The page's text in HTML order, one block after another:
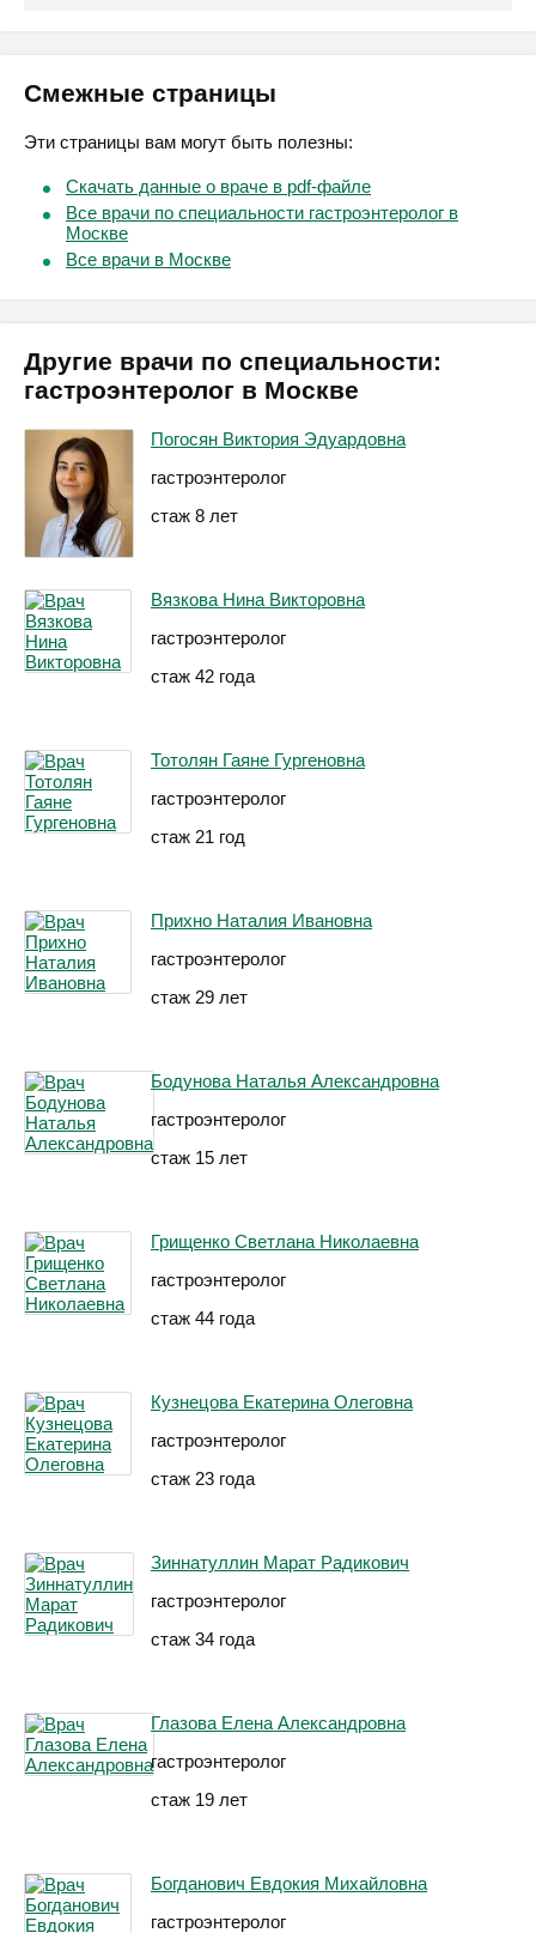
Смежные страницы
Эти страницы вам могут быть полезны:
Скачать данные о враче в pdf-файле
Все врачи по специальности гастроэнтеролог в
Москве
Все врачи в Москве
Другие врачи по специальности:
гастроэнтеролог в Москве
Погосян Виктория Эдуардовна
гастроэнтеролог
стаж 8 лет
Вязкова Нина Викторовна
гастроэнтеролог
стаж 42 года
Тотолян Гаяне Гургеновна
гастроэнтеролог
стаж 21 год
Прихно Наталия Ивановна
гастроэнтеролог
стаж 29 лет
Бодунова Наталья Александровна
гастроэнтеролог
стаж 15 лет
Грищенко Светлана Николаевна
гастроэнтеролог
стаж 44 года
Кузнецова Екатерина Олеговна
гастроэнтеролог
стаж 23 года
Зиннатуллин Марат Радикович
гастроэнтеролог
стаж 34 года
Глазова Елена Александровна
гастроэнтеролог
стаж 19 лет
Богданович Евдокия Михайловна
гастроэнтеролог